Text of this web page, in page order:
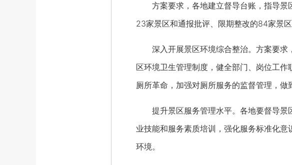
方案要求，各地建立督导台账，指导景
23家景区和通报批评、限期整改的84家景
深入开展景区环境综合整治。方案要求
区环境卫生管理制度，健全部门、岗位工
厕所革命，加强对厕所服务的监督管理，做
提升景区服务管理水平。各地要督导景
业技能和服务素质培训，强化服务标准化
环境。